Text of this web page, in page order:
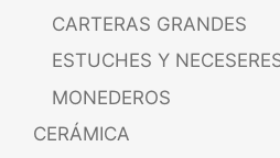
CARTERAS GRANDES
ESTUCHES Y
MONEDEROS
CERÁMICA